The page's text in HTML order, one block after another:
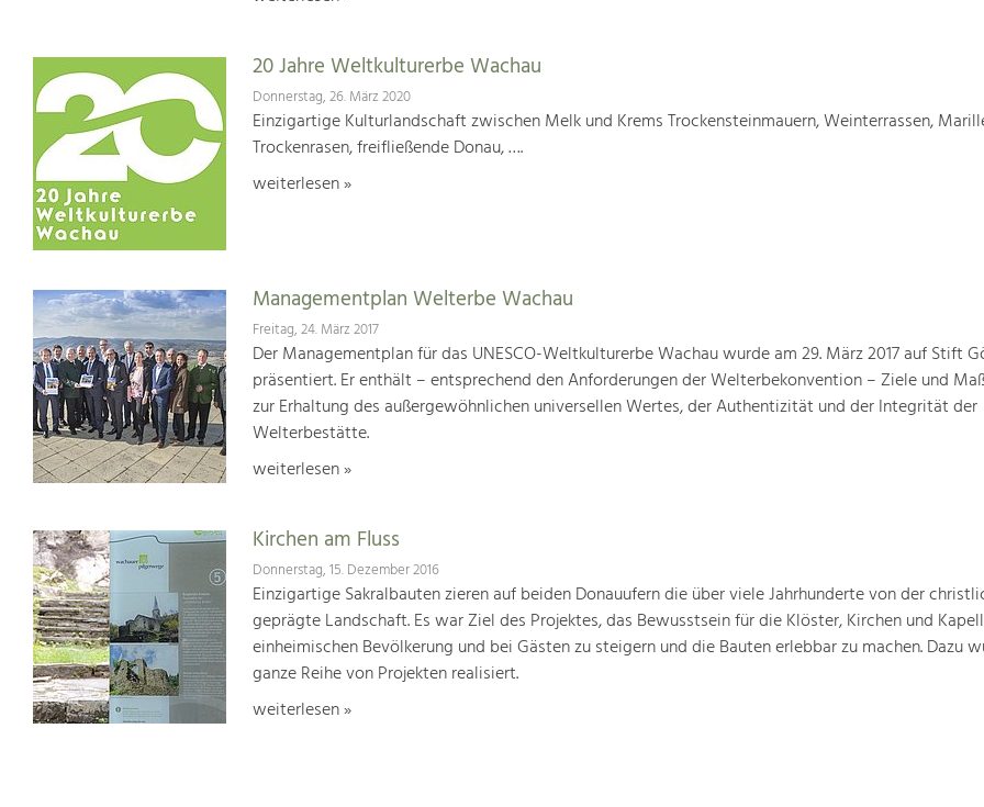
20 Jahre Weltkulturerbe Wachau
Donnerstag, 26. März 2020
Einzigartige Kulturlandschaft zwischen Melk und Krems Trockensteinmauern, Weinterrassen,
Trockenrasen, freifließende Donau, ….
weiterlesen »
Managementplan Welterbe Wachau
Freitag, 24. März 2017
Der Managementplan für das UNESCO-Weltkulturerbe Wachau wurde am 29. März 2017 auf Stift
präsentiert. Er enthält – entsprechend den Anforderungen der Welterbekonvention – Ziele und
zur Erhaltung des außergewöhnlichen universellen Wertes, der Authentizität und der Integrität der
Welterbestätte.
weiterlesen »
Kirchen am Fluss
Donnerstag, 15. Dezember 2016
Einzigartige Sakralbauten zieren auf beiden Donauufern die über viele Jahrhunderte von der
geprägte Landschaft. Es war Ziel des Projektes, das Bewusstsein für die Klöster, Kirchen und
einheimischen Bevölkerung und bei Gästen zu steigern und die Bauten erlebbar zu machen. Dazu
ganze Reihe von Projekten realisiert.
weiterlesen »